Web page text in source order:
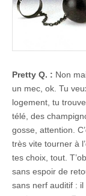
Pretty Q. : Non
un mec, ok. Tu
logement, tu
télé, des
gosse, attention.
très vite tourner à
tes choix, tout.
sans espoir de
sans nerf auditif :